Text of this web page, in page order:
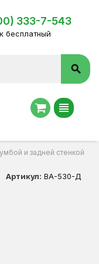
333-7-543
бесплатный
search
view_headline
и задней стенкой
Артикул: ВА-530-Д